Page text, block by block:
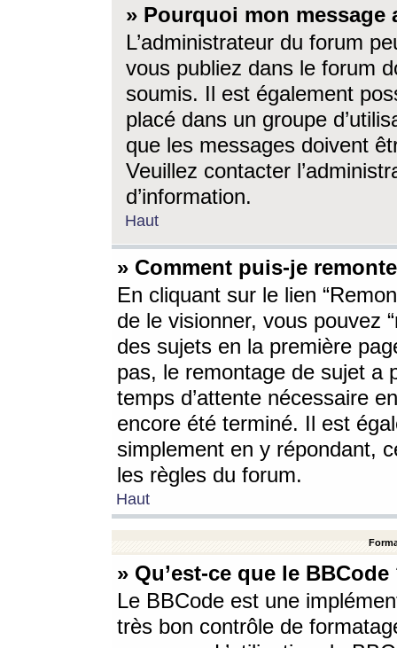
» Pourquoi mon message
L’administrateur du forum
vous publiez dans le forum
soumis. Il est également
placé dans un groupe
que les messages doivent
Veuillez contacter
d’information.
Haut
» Comment puis-je
En cliquant sur le lien
de le visionner, vous pouvez
des sujets en la première
pas, le remontage de sujet a
temps d’attente nécessaire
encore été terminé. Il est
simplement en y répondant,
les règles du forum.
Haut
» Qu’est-ce que le BBCode
Le BBCode est une
très bon contrôle de